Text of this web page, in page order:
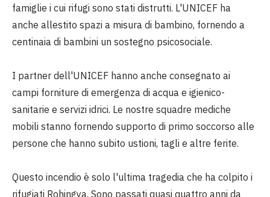
famiglie i cui rifugi sono stati distrutti. L'UNICEF ha
anche allestito spazi a misura di bambino, fornendo a
centinaia di bambini un sostegno psicosociale.
I partner dell'UNICEF hanno anche consegnato ai
campi forniture di emergenza di acqua e igienico-
sanitarie e servizi idrici. Le nostre squadre mediche
mobili stanno fornendo supporto di primo soccorso alle
persone che hanno subito ustioni, tagli e altre ferite.
Questo incendio è solo l'ultima tragedia che ha colpito i
rifugiati Rohingya. Sono passati quasi quattro anni da